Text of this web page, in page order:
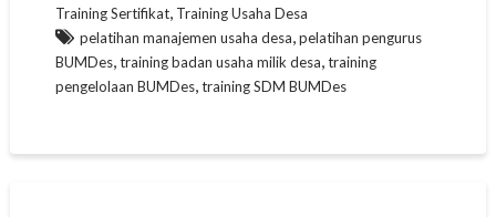
Training Sertifikat, Training Usaha Desa
pelatihan manajemen usaha desa,pelatihan pengurus
BUMDes,training badan usaha milik desa,training
pengelolaan BUMDes,training SDM BUMDes